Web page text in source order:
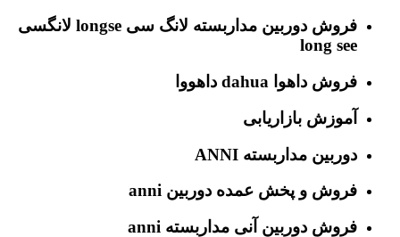
فروش دوربین مداربسته لانگ سی longse لانگسی
long see
فروش داهوا dahua داهووا
آموزش بازاریابی
دوربین مداربسته ANNI
فروش و پخش عمده دوربین anni
فروش دوربین آنی مداربسته anni